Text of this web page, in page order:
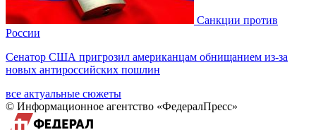
Санкции против
России
Сенатор США пригрозил американцам обнищанием из-за
новых антироссийских пошлин
все актуальные сюжеты
© Информационное агентство «ФедералПресс»